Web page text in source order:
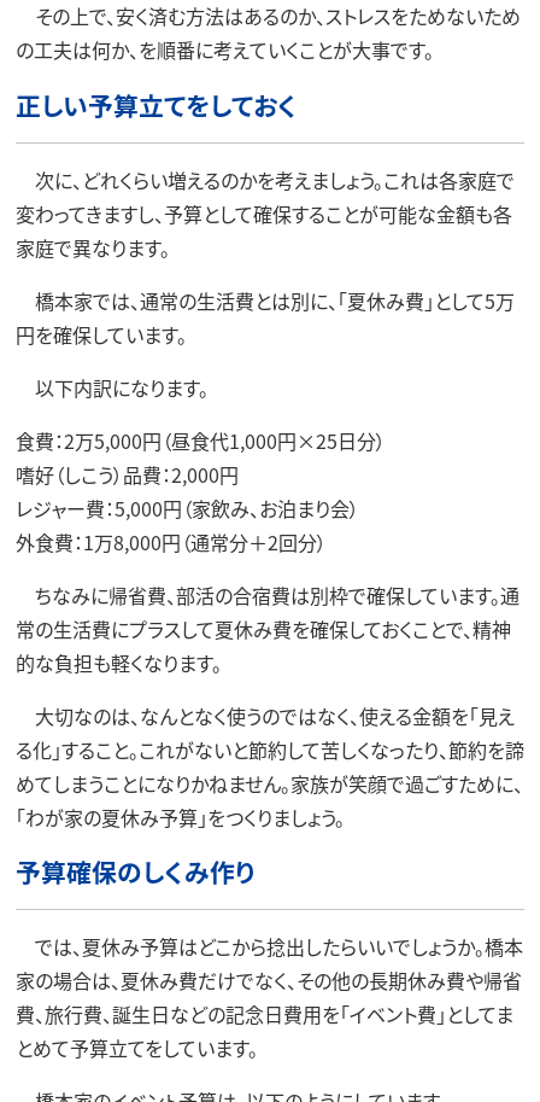
その上で、安く済む方法はあるのか、ストレスをためないため
の工夫は何か、を順番に考えていくことが大事です。
正しい予算立てをしておく
次に、どれくらい増えるのかを考えましょう。これは各家庭で
変わってきますし、予算として確保することが可能な金額も各
家庭で異なります。
橋本家では、通常の生活費とは別に、「夏休み費」として5万
円を確保しています。
以下内訳になります。
食費：2万5,000円（昼食代1,000円×25日分）
嗜好（しこう）品費：2,000円
レジャー費：5,000円（家飲み、お泊まり会）
外食費：1万8,000円（通常分＋2回分）
ちなみに帰省費、部活の合宿費は別枠で確保しています。通
常の生活費にプラスして夏休み費を確保しておくことで、精神
的な負担も軽くなります。
大切なのは、なんとなく使うのではなく、使える金額を「見え
る化」すること。これがないと節約して苦しくなったり、節約を諦
めてしまうことになりかねません。家族が笑顔で過ごすために、
「わが家の夏休み予算」をつくりましょう。
予算確保のしくみ作り
では、夏休み予算はどこから捻出したらいいでしょうか。橋本
家の場合は、夏休み費だけでなく、その他の長期休み費や帰省
費、旅行費、誕生日などの記念日費用を「イベント費」としてま
とめて予算立てをしています。